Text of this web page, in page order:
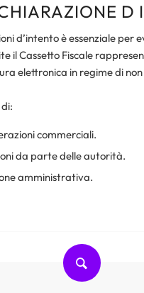
D
d’intento è essenziale
il Cassetto Fiscale
elettronica in regime di
commerciali.
da parte delle autorità.
amministrativa.